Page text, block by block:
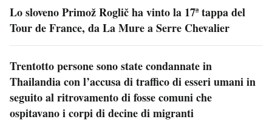
Lo sloveno Primož Roglič ha vinto la 17ª tappa del
Tour de France, da La Mure a Serre Chevalier
Trentotto persone sono state condannate in
Thailandia con l’accusa di traffico di esseri umani in
seguito al ritrovamento di fosse comuni che
ospitavano i corpi di decine di migranti